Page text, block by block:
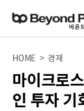
HOME > 경제
마이크로
인 투자 기